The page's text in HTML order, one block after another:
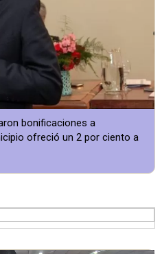
bonificaciones a
ofreció un 2 por ciento a